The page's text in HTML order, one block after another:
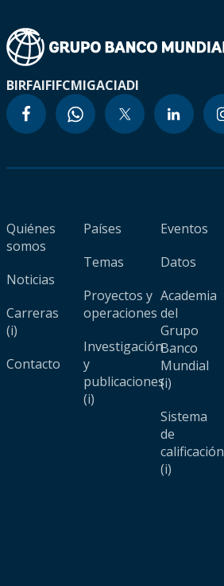
BIRFAIFIFCMIGACIADI
Quiénes
somos
Noticias
Carreras
(i)
Contacto
Países
Temas
Proyectos y
operaciones
Investigación
y
publicaciones
(i)
Eventos
Datos
Academia
del
Grupo
Banco
Mundial
(i)
Sistema
de
calificación
(i)